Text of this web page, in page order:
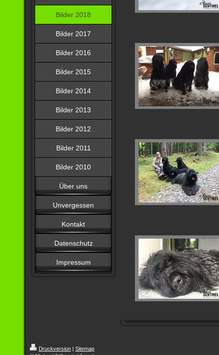
Bilder 2018
Bilder 2017
Bilder 2016
Bilder 2015
Bilder 2014
Bilder 2013
Bilder 2012
Bilder 2011
Bilder 2010
Über uns
Unvergessen
Kontakt
Datenschutz
Impressum
Druckversion | Sitemap